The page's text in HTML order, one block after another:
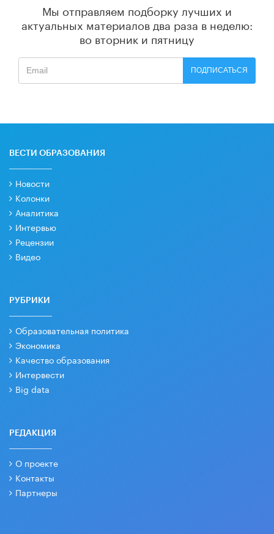
Мы отправляем подборку лучших и
актуальных материалов два раза в неделю:
во вторник и пятницу
ПОДПИСАТЬСЯ
ВЕСТИ ОБРАЗОВАНИЯ
Новости
Колонки
Аналитика
Интервью
Рецензии
Видео
РУБРИКИ
Образовательная политика
Экономика
Качество образования
Интервести
Big data
РЕДАКЦИЯ
О проекте
Контакты
Партнеры